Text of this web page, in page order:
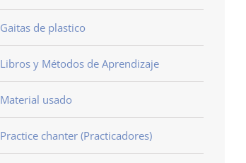
Gaitas de plastico
Libros y Métodos de Aprendizaje
Material usado
Practice chanter (Practicadores)